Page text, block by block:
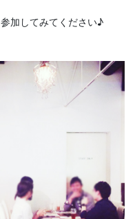
加してみてください♪